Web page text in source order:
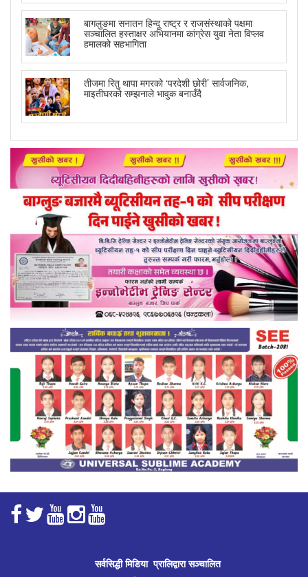
बागलुङमा सनातन हिन्दू राष्ट्र र राजसंस्थाको पक्षमा
सञ्चालित हस्ताक्षर अभियानमा कांग्रेस युवा नेता विप्लव
हमालको सहभागिता
तीजमा रितु थापा मगरको ‘परदेशी छोरी’ सार्वजनिक,
माइतीघरको सम्झनाले भावुक बनाउँदै
सर्वसिद्धी मिडिया प्रालिद्वारा सञ्चालित